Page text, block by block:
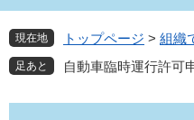
現在地 トップページ > 組織
自動車臨時運行許可